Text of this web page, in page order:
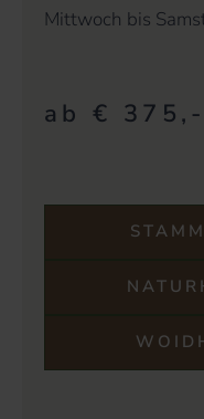
Mittwoch bis
ab €